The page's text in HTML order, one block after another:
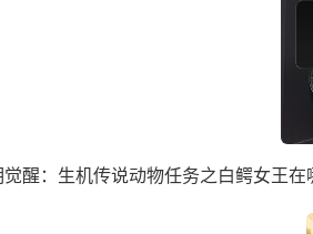
醒：生机传说动物任务之白鳄女王